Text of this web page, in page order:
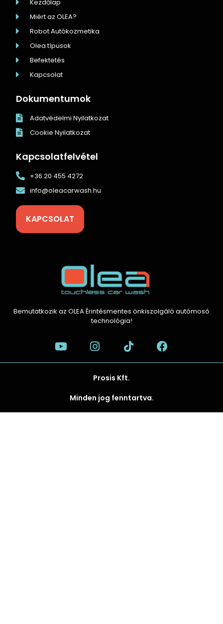
Bemutatkozik az OLEA Érintésmentes önkiszolgáló autómosó
technológia!
Kezdőlap
Miért az OLEA?
Robot Autókozmetika
Olea típusok
Befektetés
Kapcsolat
Dokumentumok
Adatvédelmi Nyilatkozat
Cookie Nyilatkozat
Kapcsolatfelvétel
+36 20 455 4272
info@oleacarwash.hu
KAPCSOLAT
Minden jog fenntartva.
Prosis Kft.